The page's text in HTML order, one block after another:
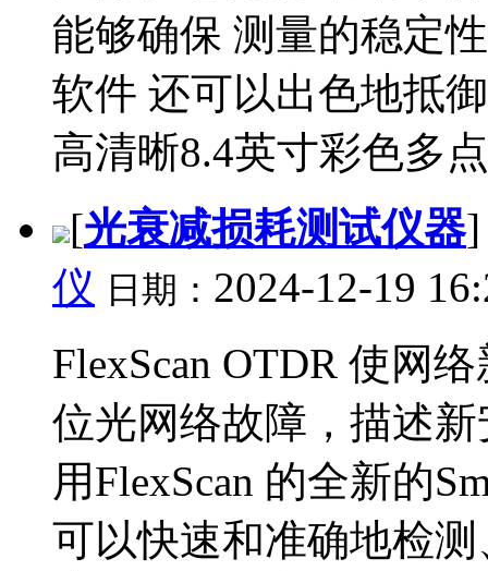
能够确保 测量的稳定
软件 还可以出色地抵
高清晰8.4英寸彩色多
[光衰减损耗测试仪器
仪 日期： 2024-12-19
FlexScan OTDR 使网
位光网络故障，描述
用FlexScan 的全新的
可以快速和准确地检